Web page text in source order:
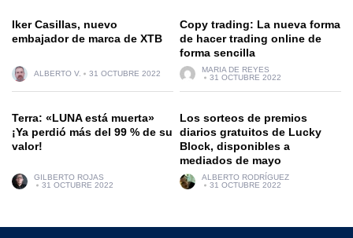
Iker Casillas, nuevo
embajador de marca de XTB
ALBERTO V. 31 OCTUBRE 2022
Copy trading: La nueva forma
de hacer trading online de
forma sencilla
MARIA DE REYES
31 OCTUBRE 2022
Terra: «LUNA está muerta»
¡Ya perdió más del 99 % de su
valor!
GILBERTO ROJAS
31 OCTUBRE 2022
Los sorteos de premios
diarios gratuitos de Lucky
Block, disponibles a
mediados de mayo
ALBERTO RODRÍGUEZ
31 OCTUBRE 2022